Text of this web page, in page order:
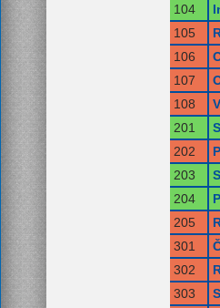
104
105
106
107
108
201
202
203
204
205
301
302
303